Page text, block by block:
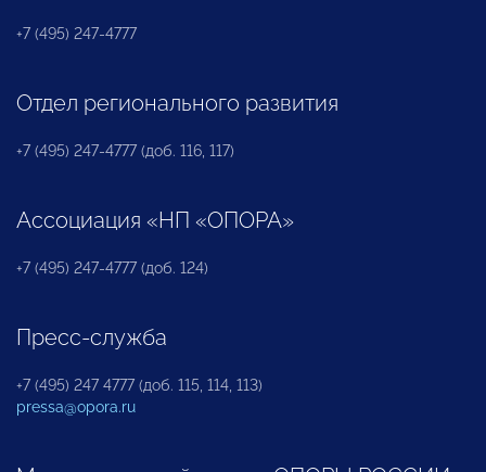
+7 (495) 247-4777
Отдел регионального развития
+7 (495) 247-4777 (доб. 116, 117)
Ассоциация «НП «ОПОРА»
+7 (495) 247-4777 (доб. 124)
Пресс-служба
+7 (495) 247 4777 (доб. 115, 114, 113)
pressa@opora.ru